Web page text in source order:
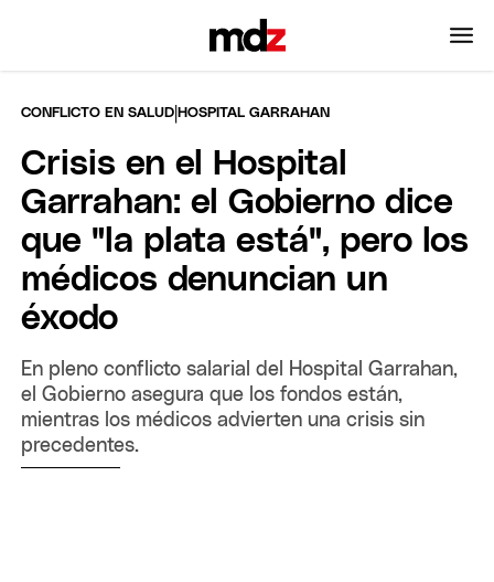
CONFLICTO EN SALUD |HOSPITAL GARRAHAN
Crisis en el Hospital
Garrahan: el Gobierno dice
que "la plata está", pero los
médicos denuncian un
éxodo
En pleno conflicto salarial del Hospital Garrahan,
el Gobierno asegura que los fondos están,
mientras los médicos advierten una crisis sin
precedentes.